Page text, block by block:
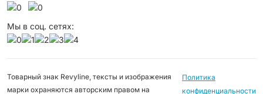
Мы в соц. сетях:
Товарный знак Revyline, тексты и изображения
марки охраняются авторским правом на
Политика
конфиденциальности